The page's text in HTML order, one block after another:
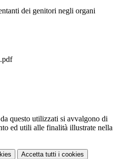
dei genitori negli organi
questo utilizzati si avvalgono di
ed utili alle finalità illustrate nella
Accetta tutti i cookies